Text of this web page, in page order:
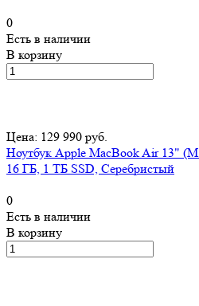
0
Есть в наличии
В корзину
Цена: 129 990 руб.
Ноутбук Apple MacBook Air 13"
16 ГБ, 1 ТБ SSD, Серебристый
0
Есть в наличии
В корзину